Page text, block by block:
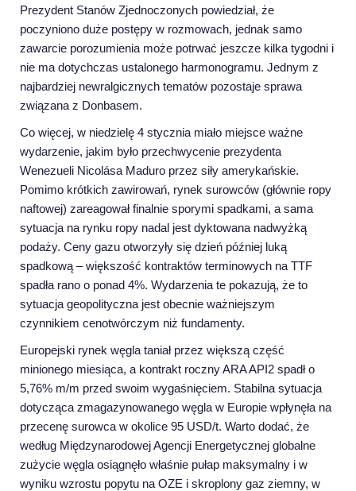
Prezydent Stanów Zjednoczonych powiedział, że
poczyniono duże postępy w rozmowach, jednak samo
zawarcie porozumienia może potrwać jeszcze kilka tygodni i
nie ma dotychczas ustalonego harmonogramu. Jednym z
najbardziej newralgicznych tematów pozostaje sprawa
związana z Donbasem.
Co więcej, w niedzielę 4 stycznia miało miejsce ważne
wydarzenie, jakim było przechwycenie prezydenta
Wenezueli Nicolása Maduro przez siły amerykańskie.
Pomimo krótkich zawirowań, rynek surowców (głównie ropy
naftowej) zareagował finalnie sporymi spadkami, a sama
sytuacja na rynku ropy nadal jest dyktowana nadwyżką
podaży. Ceny gazu otworzyły się dzień później luką
spadkową – większość kontraktów terminowych na TTF
spadła rano o ponad 4%. Wydarzenia te pokazują, że to
sytuacja geopolityczna jest obecnie ważniejszym
czynnikiem cenotwórczym niż fundamenty.
Europejski rynek węgla taniał przez większą część
minionego miesiąca, a kontrakt roczny ARA API2 spadł o
5,76% m/m przed swoim wygaśnięciem. Stabilna sytuacja
dotycząca zmagazynowanego węgla w Europie wpłynęła na
przecenę surowca w okolice 95 USD/t. Warto dodać, że
według Międzynarodowej Agencji Energetycznej globalne
zużycie węgla osiągnęło właśnie pułap maksymalny i w
wyniku wzrostu popytu na OZE i skroplony gaz ziemny, w